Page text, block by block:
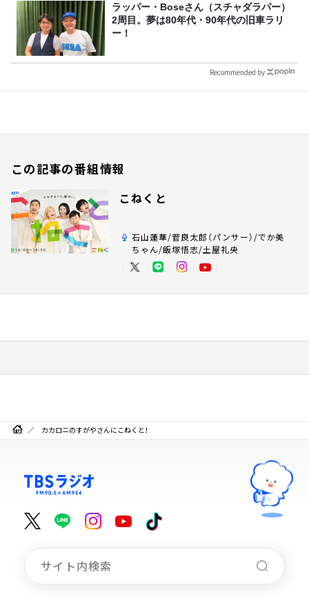
ラッパー・Boseさん（スチャダラパー）
2周目。夢は80年代・90年代の旧車ラリ
ー！
Recommended by
この記事の番組情報
こねくと
石山蓮華/菅良太郎（パンサー）/でか美
ちゃん/飯塚悟志/土屋礼央
カカロニのすがやさんにこねくと！